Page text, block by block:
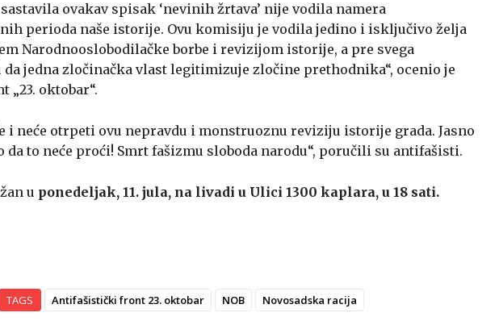
ovakav spisak ‘nevinih žrtava’ nije vodila namera
perioda naše istorije. Ovu komisiju je vodila jedino i isključivo želja
Narodnooslobodilačke borbe i revizijom istorije, a pre svega
da jedna zločinačka vlast legitimizuje zločine prethodnika“, ocenio je
oktobar“.
i neće otrpeti ovu nepravdu i monstruoznu reviziju istorije grada. Jasno
da to neće proći! Smrt fašizmu sloboda narodu“, poručili su antifašisti.
u ponedeljak, 11. jula, na livadi u Ulici 1300 kaplara, u 18 sati.
TAGS Antifašistički front 23. oktobar NOB Novosadska racija